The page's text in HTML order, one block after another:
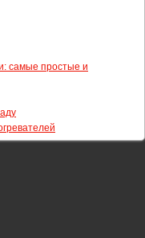
самые простые и